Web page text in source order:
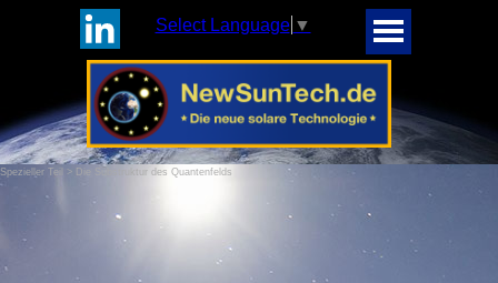
Select Language ▼
Spezieller Teil > Die Substruktur des Quantenfelds